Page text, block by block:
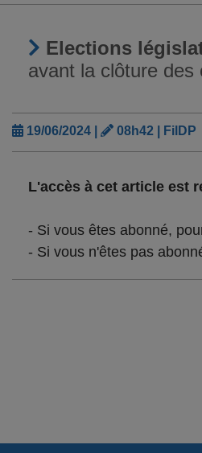
Elections
avant la clôture des
19/06/2024 | 08h42 | FilDP
L'accès à cet article est
- Si vous êtes abonné,
- Si vous n'êtes pas